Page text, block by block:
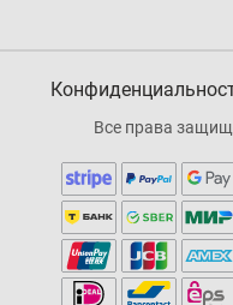
Все права